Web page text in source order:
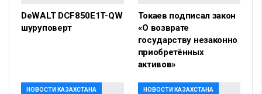
DeWALT DCF850E1T-QW
шуруповерт
Токаев подписал закон
«О возврате
государству незаконно
приобретённых
активов»
НОВОСТИ КАЗАХСТАНА НОВОСТИ КАЗАХСТАНА